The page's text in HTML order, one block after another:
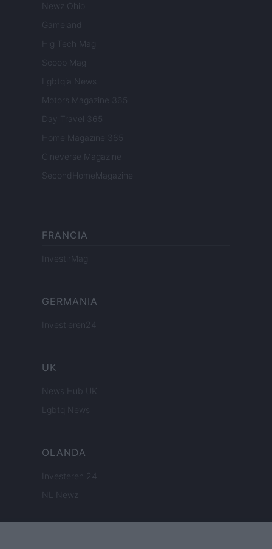
Newz Ohio
Gameland
Hig Tech Mag
Scoop Mag
Lgbtqia News
Motors Magazine 365
Day Travel 365
Home Magazine 365
Cineverse Magazine
SecondHomeMagazine
FRANCIA
InvestirMag
GERMANIA
Investieren24
UK
News Hub UK
Lgbtq News
OLANDA
Investeren 24
NL Newz